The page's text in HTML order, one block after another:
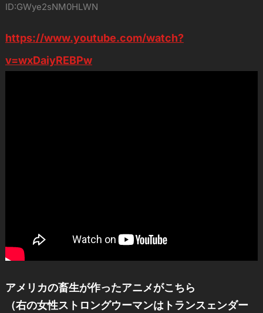
ID:GWye2sNM0HLWN
https://www.youtube.com/watch?
v=wxDaiyREBPw
アメリカの畜生が作ったアニメがこちら
（右の女性ストロングウーマンはトランスェンダー